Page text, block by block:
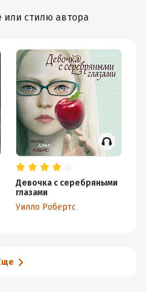
или стилю автора
Девочка с серебряными
глазами
Уилло Робертс